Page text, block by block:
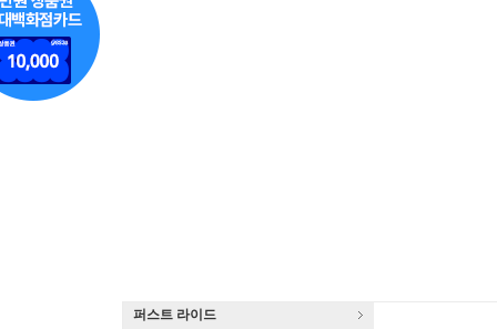
퍼스트 라이드